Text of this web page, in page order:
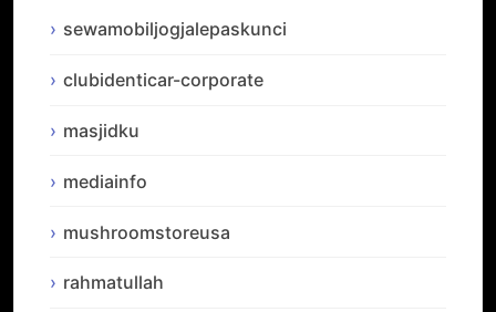
sewamobiljogjalepaskunci
clubidenticar-corporate
masjidku
mediainfo
mushroomstoreusa
rahmatullah